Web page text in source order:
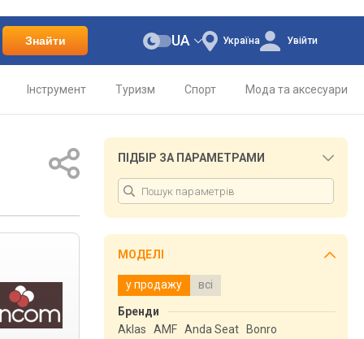
Знайти Україна
UA Увійти
Інструмент Туризм Спорт Мода та аксесуари
ПІДБІР ЗА ПАРАМЕТРАМИ
МОДЕЛІ
у продажу всі
Бренди
Aklas
AMF Anda Seat
Bonro